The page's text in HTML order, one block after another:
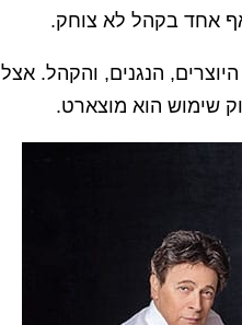
אף אחד בקהל לא צוחק.
הנגנים, והקהל. אצל
שימוש הוא מוצארט.